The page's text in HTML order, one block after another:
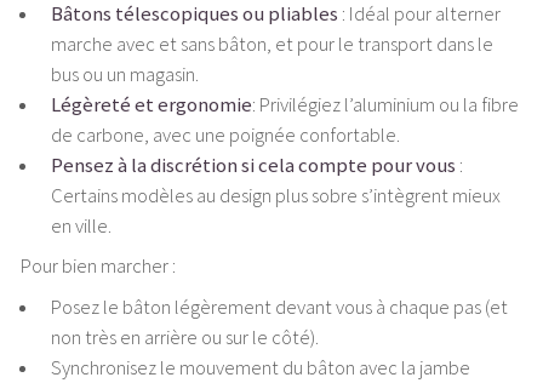
Bâtons télescopiques ou pliables : Idéal pour alterner
marche avec et sans bâton, et pour le transport dans le
bus ou un magasin.
Légèreté et ergonomie: Privilégiez l’aluminium ou la fibre
de carbone, avec une poignée confortable.
Pensez à la discrétion si cela compte pour vous :
Certains modèles au design plus sobre s’intègrent mieux
en ville.
Pour bien marcher :
Posez le bâton légèrement devant vous à chaque pas (et
non très en arrière ou sur le côté).
Synchronisez le mouvement du bâton avec la jambe